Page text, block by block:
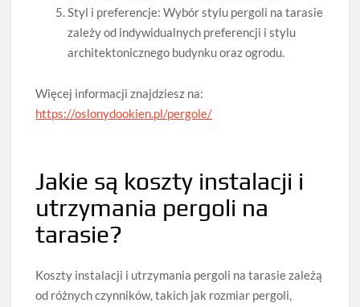
Styl i preferencje: Wybór stylu pergoli na tarasie
zależy od indywidualnych preferencji i stylu
architektonicznego budynku oraz ogrodu.
Więcej informacji znajdziesz na:
https://oslonydookien.pl/pergole/
Jakie są koszty instalacji i
utrzymania pergoli na
tarasie?
Koszty instalacji i utrzymania pergoli na tarasie zależą
od różnych czynników, takich jak rozmiar pergoli,